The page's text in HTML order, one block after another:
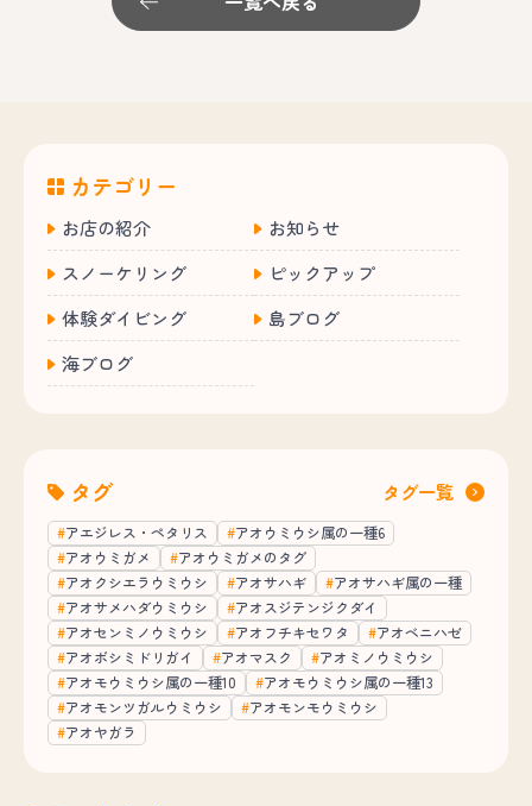
カテゴリー
お店の紹介
お知らせ
スノーケリング
ピックアップ
体験ダイビング
島ブログ
海ブログ
タグ タグ一覧
アエジレス・ペタリス
アオウミウシ属の一種6
アオウミガメ
アオウミガメのタグ
アオクシエラウミウシ
アオサハギ
アオサハギ属の一種
アオサメハダウミウシ
アオスジテンジクダイ
アオセンミノウミウシ
アオフチキセワタ
アオベニハゼ
アオボシミドリガイ
アオマスク
アオミノウミウシ
アオモウミウシ属の一種10
アオモウミウシ属の一種13
アオモンツガルウミウシ
アオモンモウミウシ
アオヤガラ